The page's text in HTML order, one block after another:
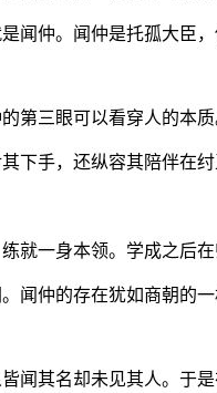
闻仲。闻仲是托孤大臣
第三眼可以看穿人的本质
下手，还纵容其陪伴在
就一身本领。学成之后
闻仲的存在犹如商朝的
闻其名却未见其人。于